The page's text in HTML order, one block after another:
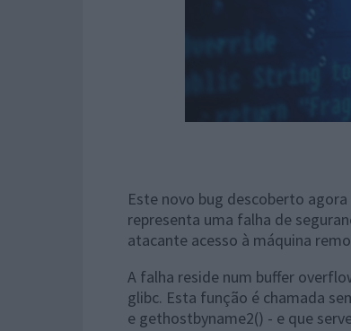
Este novo bug descoberto
representa uma falha de
atacante acesso à máquina
A falha reside num buffer
glibc. Esta função é chamada
e gethostbyname2() - e que